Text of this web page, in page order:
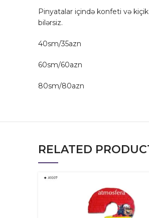
Pinyatalar içində konfeti və
bilərsiz.
40sm/35azn
60sm/60azn
80sm/80azn
RELATED